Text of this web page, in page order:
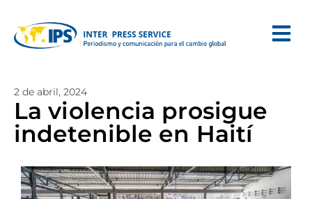
2 de abril, 2024
La violencia prosigue
indetenible en Haití